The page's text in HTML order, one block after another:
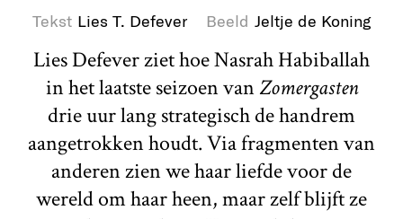
Tekst Lies T. Defever Beeld Jeltje de Koning
Lies Defever ziet hoe Nasrah Habiballah
in het laatste seizoen vanZomergasten
drie uur lang strategisch de handrem
aangetrokken houdt. Via fragmenten van
anderen zien we haar liefde voor de
wereld om haar heen, maar zelf blijft ze